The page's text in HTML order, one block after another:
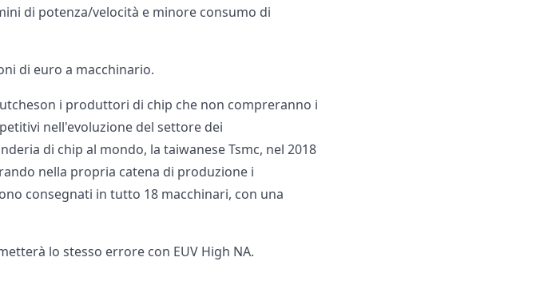
di potenza/velocità e minore consumo di
di euro a macchinario.
i produttori di chip che non compreranno i
nell'evoluzione del settore dei
di chip al mondo, la taiwanese Tsmc, nel 2018
nella propria catena di produzione i
consegnati in tutto 18 macchinari, con una
lo stesso errore con EUV High NA.